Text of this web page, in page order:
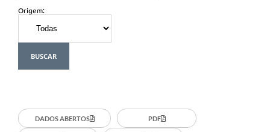
Origem:
DADOS ABERTOS PDF